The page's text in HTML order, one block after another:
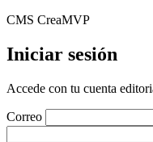
CMS CreaMVP
Iniciar sesión
Accede con tu cuenta
Correo